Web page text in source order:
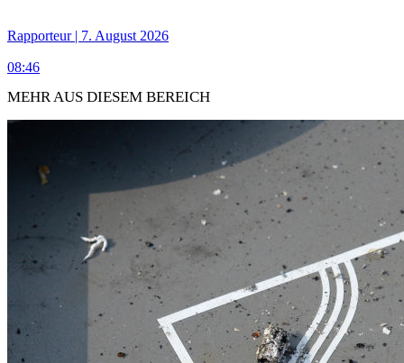
Rapporteur | 7. August 2026
08:46
MEHR AUS DIESEM BEREICH